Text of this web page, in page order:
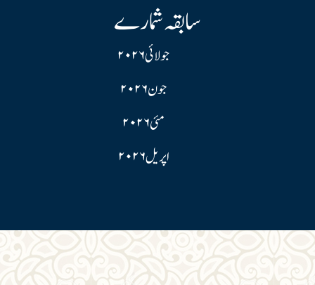
سابقہ شمارے
جولائی ۲۰۲۶
جون ۲۰۲۶
مئی ۲۰۲۶
اپریل ۲۰۲۶